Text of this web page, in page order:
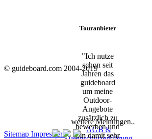
Touranbieter
"Ich nutze
schon seit
Jahren das
guideboard
um meine
Outdoor-
Angebote
zusätzlich zu
bewerben und
bin damit sehr
weitere Meinungen..
© guideboard.com 2004-2019
Sitemap Impressum
AGB &